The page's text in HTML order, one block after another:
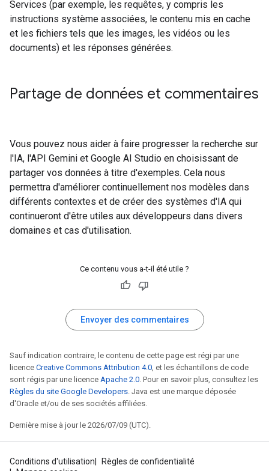
Services (par exemple, les requêtes, y compris les
instructions système associées, le contenu mis en cache
et les fichiers tels que les images, les vidéos ou les
documents) et les réponses générées.
Partage de données et commentaires
Vous pouvez nous aider à faire progresser la recherche sur
l'IA, l'API Gemini et Google AI Studio en choisissant de
partager vos données à titre d'exemples. Cela nous
permettra d'améliorer continuellement nos modèles dans
différents contextes et de créer des systèmes d'IA qui
continueront d'être utiles aux développeurs dans divers
domaines et cas d'utilisation.
Ce contenu vous a-t-il été utile ?
Envoyer des commentaires
Sauf indication contraire, le contenu de cette page est régi par une
licence Creative Commons Attribution 4.0, et les échantillons de code
sont régis par une licence Apache 2.0. Pour en savoir plus, consultez les
Règles du site Google Developers. Java est une marque déposée
d'Oracle et/ou de ses sociétés affiliées.
Dernière mise à jour le 2026/07/09 (UTC).
Conditions d'utilisation
Règles de confidentialité